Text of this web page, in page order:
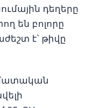
դեղերը
են բոլորը
է՝ թիվը